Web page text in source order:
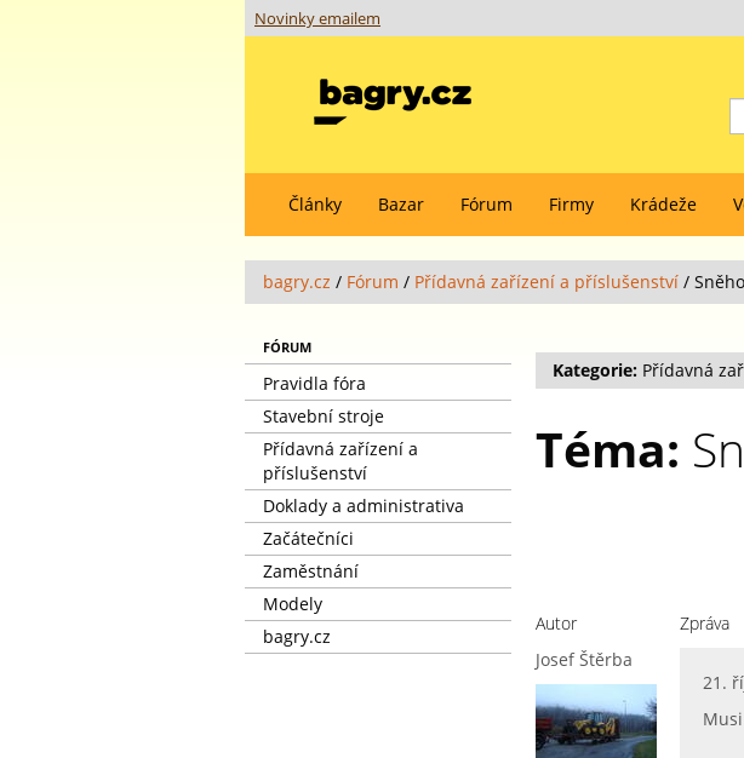
Novinky emailem
Články Bazar Fórum Firmy Krádeže
bagry.cz / Fórum / Přídavná zařízení a příslušenství /
FÓRUM
Pravidla fóra
Stavební stroje
Přídavná zařízení a
příslušenství
Doklady a administrativa
Začátečníci
Zaměstnání
Modely
bagry.cz
Kategorie: Přídavná
Téma:
Autor
Zpráva
Josef Štěrba
21.